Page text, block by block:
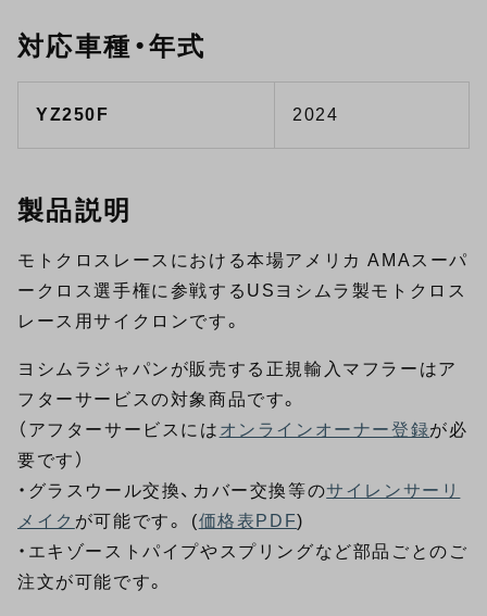
対応車種・年式
YZ250F 2024
製品説明
モトクロスレースにおける本場アメリカ AMAスーパ
ークロス選手権に参戦するUSヨシムラ製モトクロス
レース用サイクロンです。
ヨシムラジャパンが販売する正規輸入マフラーはア
フターサービスの対象商品です。
（アフターサービスには オンラインオーナー登録が必
要です）
・グラスウール交換、カバー交換等のサイレンサーリ
メイク が可能です。 (価格表PDF)
・エキゾーストパイプやスプリングなど部品ごとのご
注文が可能です。